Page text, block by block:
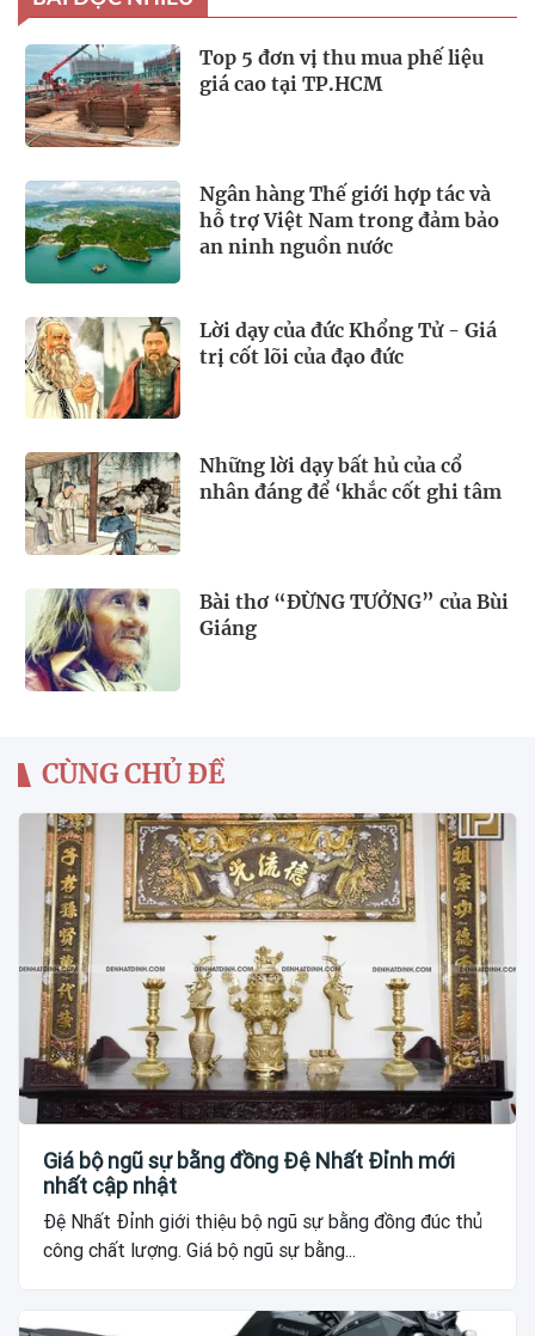
Top 5 đơn vị thu mua phế liệu
giá cao tại TP.HCM
Ngân hàng Thế giới hợp tác và
hỗ trợ Việt Nam trong đảm bảo
an ninh nguồn nước
Lời dạy của đức Khổng Tử - Giá
trị cốt lõi của đạo đức
Những lời dạy bất hủ của cổ
nhân đáng để ‘khắc cốt ghi tâm
Bài thơ “ĐỪNG TƯỞNG” của Bùi
Giáng
CÙNG CHỦ ĐỀ
Giá bộ ngũ sự bằng đồng Đệ Nhất Đỉnh mới
nhất cập nhật
Đệ Nhất Đỉnh giới thiệu bộ ngũ sự bằng đồng đúc thủ
công chất lượng. Giá bộ ngũ sự bằng...